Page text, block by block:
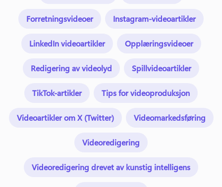
Forretningsvideoer Instagram-videoartikler
LinkedIn videoartikler Opplæringsvideoer
Redigering av videolyd Spillvideoartikler
TikTok-artikler Tips for videoproduksjon
Videoartikler om X (Twitter) Videomarkedsføring
Videoredigering
Videoredigering drevet av kunstig intelligens